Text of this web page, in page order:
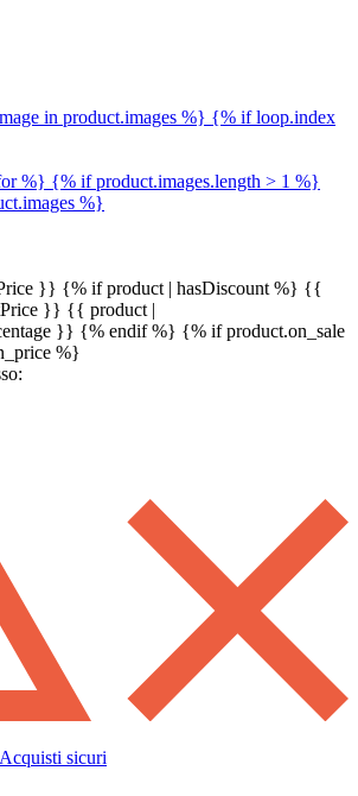
in product.images %} {% if loop.index
%} {% if product.images.length > 1 %}
%}
}} {% if product | hasDiscount %} {{
}} {{ product |
}} {% endif %} {% if product.on_sale
%}
Acquisti sicuri